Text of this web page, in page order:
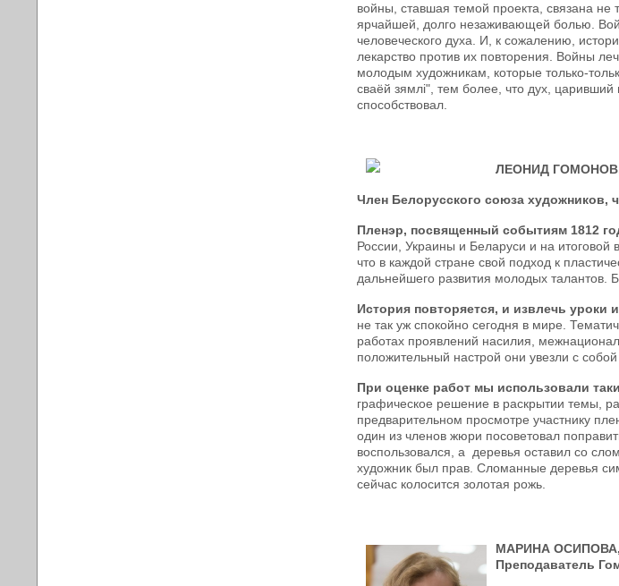
войны, ставшая темой проекта, связана не
ярчайшей, долго незаживающей болью.
человеческого духа. И, к сожалению,
лекарство против их повторения. Войны
молодым художникам, которые только-
сваёй зямлi", тем более, что дух,
способствовал.
ЛЕОНИД
Член Белорусского союза художников,
Пленэр, посвященный событиям 1812
России, Украины и Беларуси и на итоговой
что в каждой стране свой подход к
дальнейшего развития молодых талантов.
История повторяется, и извлечь уроки
не так уж спокойно сегодня в мире.
работах проявлений насилия,
положительный настрой они увезли с
При оценке работ мы использовали
графическое решение в раскрытии темы,
предварительном просмотре участнику
один из членов жюри посоветовал
воспользовался, а деревья оставил со
художник был прав. Сломанные деревья
сейчас колосится золотая рожь.
МАРИНА ОСИПОВА,
Преподаватель